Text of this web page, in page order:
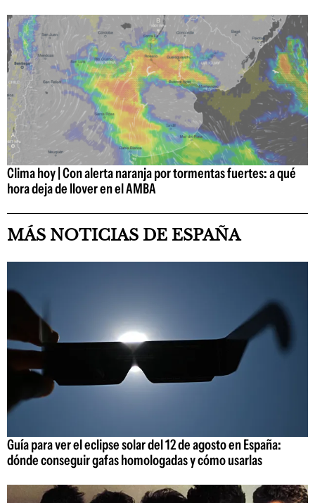
Clima hoy | Con alerta naranja por tormentas fuertes: a qué
hora deja de llover en el AMBA
MÁS NOTICIAS DE ESPAÑA
Guía para ver el eclipse solar del 12 de agosto en España:
dónde conseguir gafas homologadas y cómo usarlas